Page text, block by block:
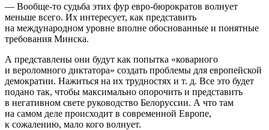
— Вообще-то судьба этих фур евро-бюрократов волнует
меньше всего. Их интересует, как представить
на международном уровне вполне обоснованные и понятные
требования Минска.
А представлены они будут как попытка «коварного
и вероломного диктатора» создать проблемы для европейской
демократии. Нажиться на их трудностях и т. д. Все это будет
подано так, чтобы максимально опорочить и представить
в негативном свете руководство Белоруссии. А что там
на самом деле происходит в современной Европе,
к сожалению, мало кого волнует.